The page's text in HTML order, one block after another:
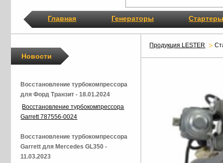
Главная Генераторы Стартеры
Продукция LESTER
Новости
Восстановление турбокомпрессора
для Форд Транзит - 18.01.2024
Восстановление турбокомпрессора
Garrett 787556-0024
Восстановление турбокомпрессора
Garrett для Mercedes GL350 -
11.03.2023